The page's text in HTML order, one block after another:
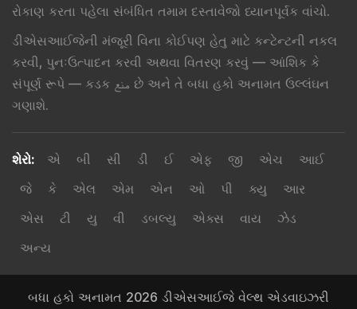
રોકાણ કરતા પહેલા સંબંધિત તમામ દસ્તાવેજો ધ્યાનપૂર્વક વાંચો.
ડીએસઆઈજેની મંજૂરી વિના કોઈપણ હેતુ માટે કન્ટેન્ટની નકલ
કરવી, પુનઃઉત્પાદન કરવી અથવા વિતરણ કરવું — આંશિક કે
સંપૂર્ણ રૂપે — કડક منع છે અને તે બધા હકો અનામત ઉલ્લંઘન
ગણાશે.
શેરો: એ બી સી ડી ઈ એફ જી એચ
આઈ
જે
કે એલ એમ એન ઓ પી ક્યુ
આર
એસ
ટી યુ વી ડબલ્યુ એક્સ વાય
ઝેડ
અન્ય
બધા હકો અનામત 2026 ડીએસઆઈજે વેલ્થ એડવાઇઝરી